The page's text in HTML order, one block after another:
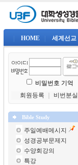
HOME 세계선교
비밀번호 기억
회원등록
비번분실
Bible Study
주일예배메시지
성경공부문제지
수양회강의
특강